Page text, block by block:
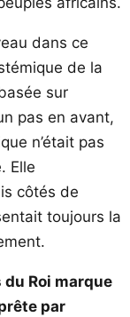
dans ce
de la
sur
pas en avant,
n’était pas
Elle
côtés de
toujours la
du Roi marque
par